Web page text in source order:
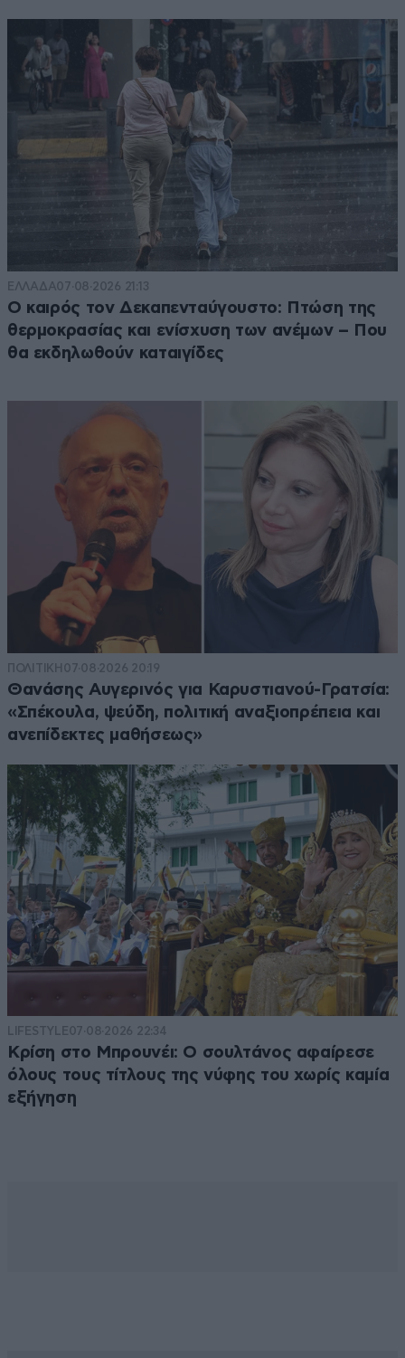
ΕΛΛΑΔΑ07·08·2026 21:13
Ο καιρός τον Δεκαπενταύγουστο: Πτώση της
θερμοκρασίας και ενίσχυση των ανέμων – Που
θα εκδηλωθούν καταιγίδες
ΠΟΛΙΤΙΚΗ 07·08·2026 20:19
Θανάσης Αυγερινός για Καρυστιανού-Γρατσία:
«Σπέκουλα, ψεύδη, πολιτική αναξιοπρέπεια και
ανεπίδεκτες μαθήσεως»
LIFESTYLE07·08·2026 22:34
Κρίση στο Μπρουνέι: Ο σουλτάνος αφαίρεσε
όλους τους τίτλους της νύφης του χωρίς καμία
εξήγηση